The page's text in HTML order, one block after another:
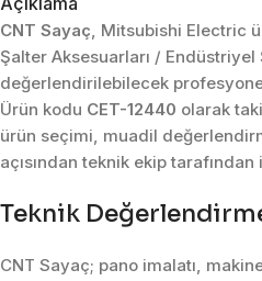
CNT Sayaç, Mitsubishi Electric
Şalter Aksesuarları /
değerlendirilebilecek
Ürün kodu CET-12440 olarak
ürün seçimi, muadil
açısından teknik ekip
Teknik
CNT Sayaç; pano imalatı,